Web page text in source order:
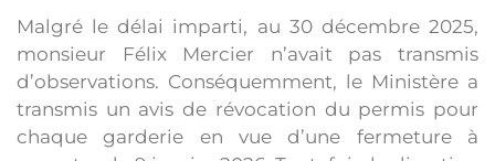
Malgré le délai imparti, au 30 décembre 2025,
monsieur Félix Mercier n’avait pas transmis
d’observations. Conséquemment, le Ministère a
transmis un avis de révocation du permis pour
chaque garderie en vue d’une fermeture à